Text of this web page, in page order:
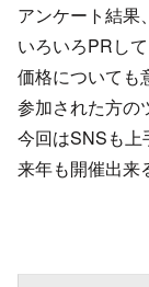
アンケート結果
いろいろPRし
価格についても
参加された方の
今回はSNSも上
来年も開催出来